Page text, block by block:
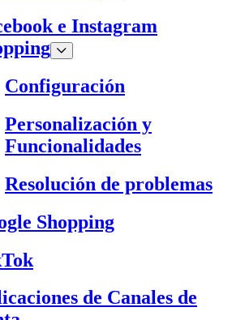
e Instagram
Configuración
Personalización y
Funcionalidades
Resolución de problemas
Shopping
de Canales de